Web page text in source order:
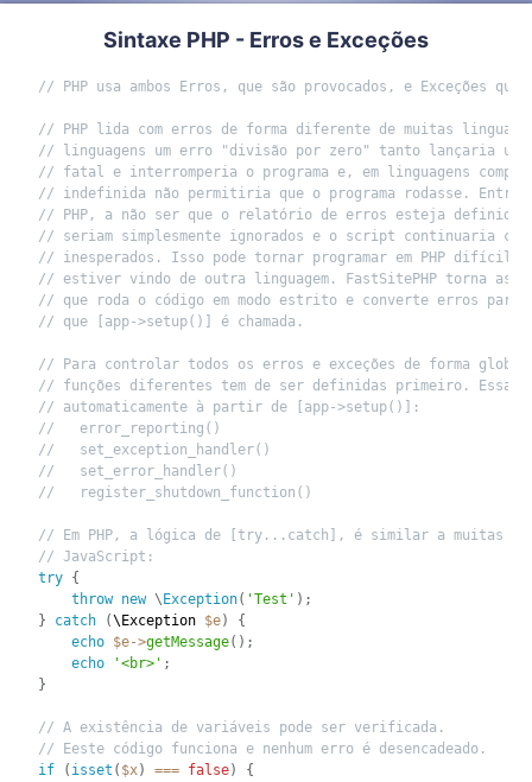
Sintaxe PHP - Erros e Exceções
// PHP usa ambos Erros, que são provocados, e Exceções que
// PHP lida com erros de forma diferente de muitas
// linguagens um erro "divisão por zero" tanto lançaria uma
// fatal e interromperia o programa e, em linguagens
// indefinida não permitiria que o programa rodasse.
// PHP, a não ser que o relatório de erros esteja definido,
// seriam simplesmente ignorados e o script continuaria
// inesperados. Isso pode tornar programar em PHP difícil
// estiver vindo de outra linguagem. FastSitePHP torna as
// que roda o código em modo estrito e converte erros para
// que [app->setup()] é chamada.
// Para controlar todos os erros e exceções de forma global
// funções diferentes tem de ser definidas primeiro. Essas
// automaticamente à partir de [app->setup()]:
//   error_reporting()
//   set_exception_handler()
//   set_error_handler()
//   register_shutdown_function()
// Em PHP, a lógica de [try...catch], é similar a muitas
// JavaScript:
try {
throw new \ Exception( 'Test' ) ;
}
catch (\ Exception $e)
{
echo $e->getMessage( ) ;
echo
'<br>' ;
}
// A existência de variáveis pode ser verificada.
// Eeste código funciona e nenhum erro é desencadeado.
if
( isset ( $x) === false)
{